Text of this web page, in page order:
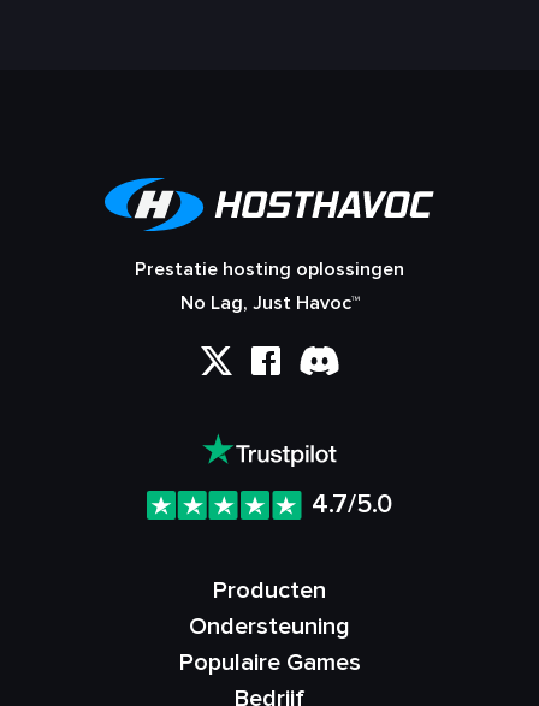
Prestatie hosting oplossingen
No Lag, Just Havoc™
4.7/5.0
Producten
Ondersteuning
Populaire Games
Bedrijf